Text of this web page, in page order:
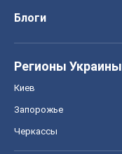
Блоги
Регионы Украины
Киев
Запорожье
Черкассы